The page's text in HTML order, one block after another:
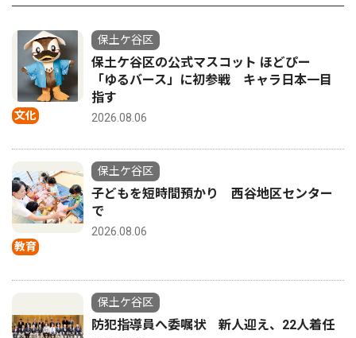
文化
保土ケ谷区
保土ケ谷区の公式マスコット ほどぴー
「ゆるバース」に初参戦 キャラ日本一目
指す
2026.08.06
教育
保土ケ谷区
子どもを短時間預かり 西谷地区センター
で
2026.08.06
保土ケ谷区
防犯指導員へ委嘱状 新人迎え、22人着任